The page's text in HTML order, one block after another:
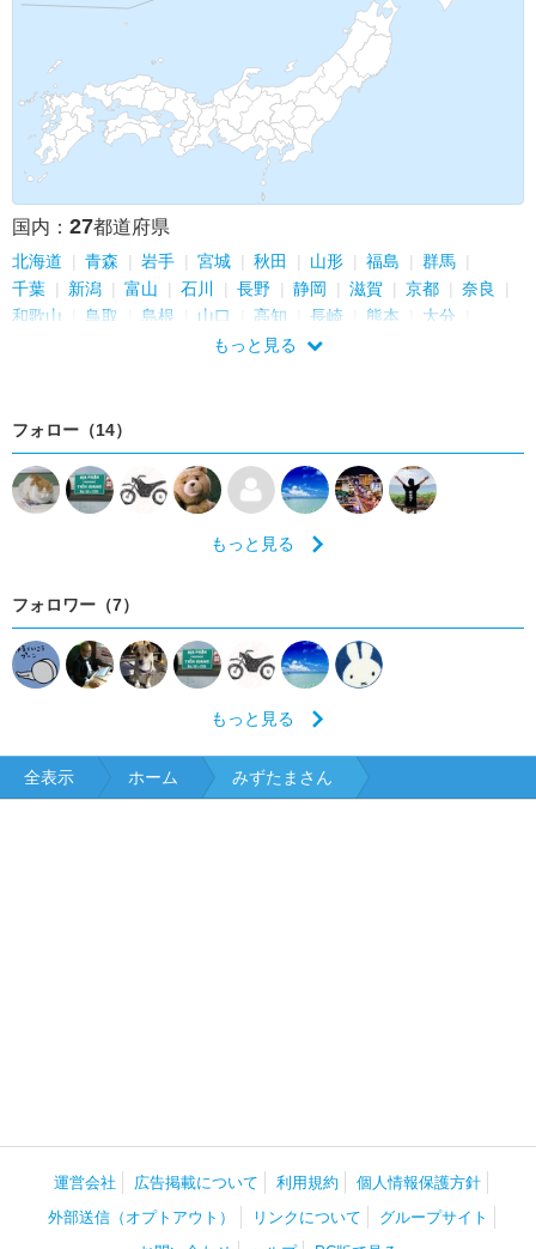
国内： 27都道府県
北海道 青森 岩手 宮城 秋田 山形 福島
群馬
千葉
新潟 富山 石川 長野 静岡 滋賀 京都
奈良
和歌山
鳥取 島根 山口 高知 長崎 熊本
大分
もっと見る
フォロー（14）
もっと見る
フォロワー（7）
もっと見る
全表示 ホーム みずたまさん
運営会社 広告掲載について 利用規約
個人情報保護方針
外部送信（オプトアウト）
リンクについて
グループサイト